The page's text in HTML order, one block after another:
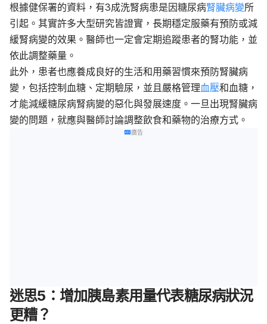
根據健保署的資料，有3成洗腎病患是因糖尿病腎臟病變所
引起。 其實許多大型研究皆證實，長期穩定服藥有預防或減
緩腎病變的效果。醫師也一定會定期追蹤患者的腎功能，並
依此調整藥量。
此外，患者也應養成良好的生活和用藥習慣來預防腎臟病
變，包括控制血糖、定期驗尿，並且嚴格管理血壓和血糖，
才能減緩糖尿病腎病變的惡化與發展速度。一旦出現腎臟病
變的問題，就應與醫師討論調整飲食和藥物的治療方式。
廣告
迷思5：增加胰島素用量代表糖尿病狀況
更糟？